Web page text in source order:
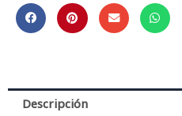
-
E27
-
3000K
Descripción